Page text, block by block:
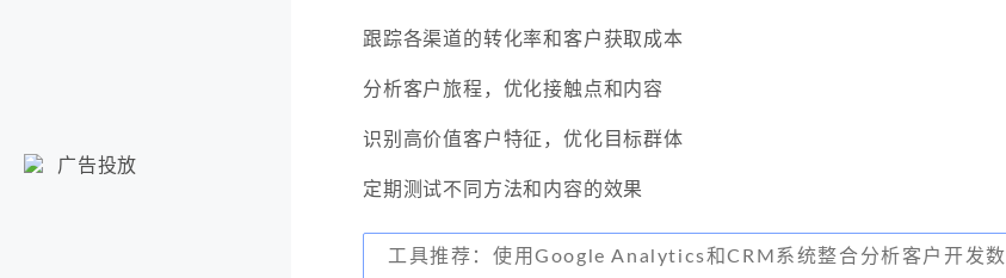
广告投放
跟踪各渠道的转化率和客户获取成本
分析客户旅程，优化接触点和内容
识别高价值客户特征，优化目标群体
定期测试不同方法和内容的效果
工具推荐：使用Google Analytics和CRM系统整合分析客户开发数